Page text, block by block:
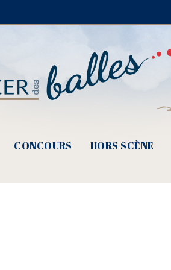
CONCOURS HORS SCÈNE
musicale (©